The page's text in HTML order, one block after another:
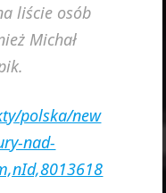
liście osób
Michał
polska/new
nad-